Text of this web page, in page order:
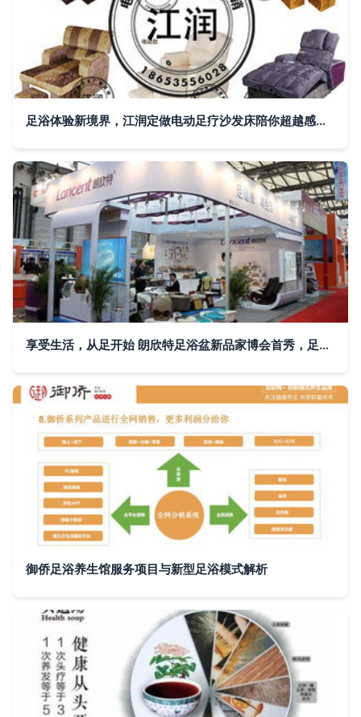
足浴体验新境界，江润定做电动足疗沙发床陪你超越感官极限
享受生活，从足开始 朗欣特足浴盆新品家博会首秀，足浴服务升级登场
御侨足浴养生馆服务项目与新型足浴模式解析